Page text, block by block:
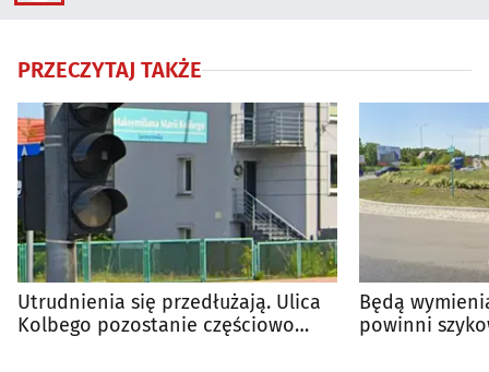
PRZECZYTAJ TAKŻE
Utrudnienia się przedłużają. Ulica
Kolbego pozostanie częściowo
Będą
powinni